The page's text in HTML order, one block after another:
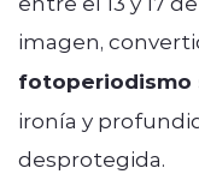
imagen,
fotoperiodismo
ironía y
desprotegida.